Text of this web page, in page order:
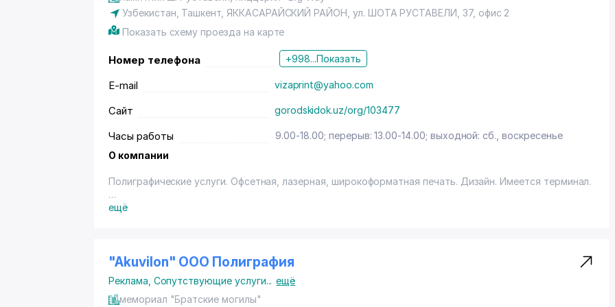
репутацию компании высочайшего профессионального уровня и выгодно отличиться на фоне
конкурентов.
Узбекистан, Ташкент ЯККАСАРАЙСКИЙ РАЙОН , ул. ШОТА РУСТАВЕЛИ, 37, офис 2
Показать схему проезда на карте
Номер телефона +998...Показать
E-mail vizaprint@yahoo.com
Сайт gorodskidok.uz/org/103477
Часы работы
9.00-18.00; перерыв: 13.00-14.00; выходной: сб., воскресенье
О компании
Полиграфические услуги. Офсетная, лазерная, широкоформатная печать. Дизайн. Имеется терминал.
Владельцам дисконтных карт с логотипом "Город Скидок" предоставляются скидки 10% (терм.,
ещё
"Akuvilon" OOO Полиграфия
Реклама Сопутствующие услуги... ещё
мемориал "Братские могилы"